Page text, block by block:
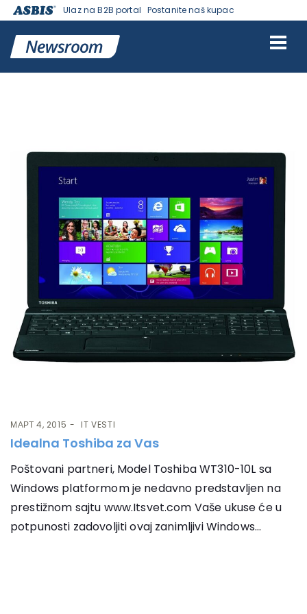
Ulaz na B2B portal Postanite naš kupac
Ознака:Tablet
МАРТ 4, 2015 IT VESTI
Idealna Toshiba za Vas
Poštovani partneri, Model Toshiba WT310-10L sa
Windows platformom je nedavno predstavljen na
prestižnom sajtu www.Itsvet.com Vaše ukuse će u
potpunosti zadovoljiti ovaj zanimljivi Windows...